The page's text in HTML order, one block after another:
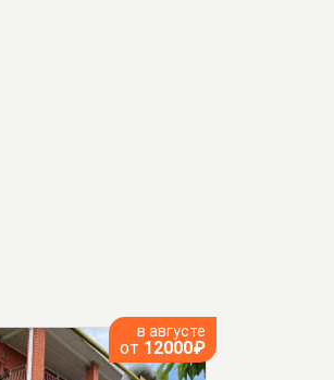
в августе
от 12000₽